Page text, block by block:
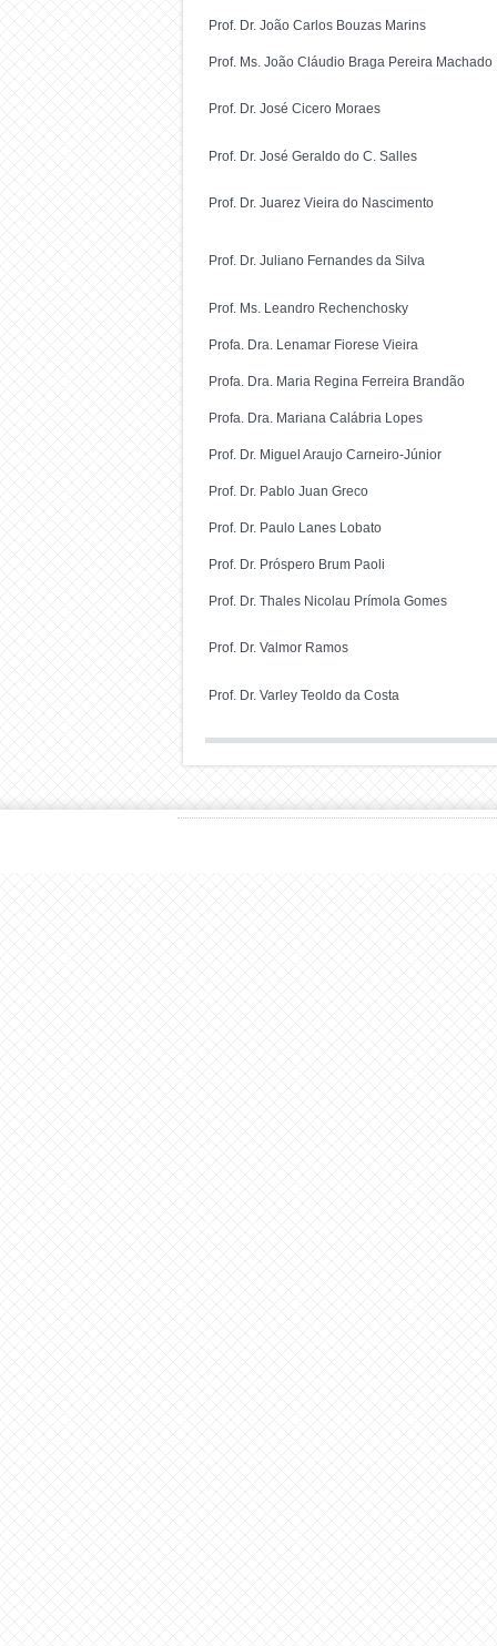
Prof. Dr. João Carlos Bouzas Marins
Prof. Ms. João Cláudio Braga Pereira Machado
Prof. Dr. José Cicero Moraes
Prof. Dr. José Geraldo do C. Salles
Prof. Dr. Juarez Vieira do Nascimento
Prof. Dr. Juliano Fernandes da Silva
Prof. Ms. Leandro Rechenchosky
Profa. Dra. Lenamar Fiorese Vieira
Profa. Dra. Maria Regina Ferreira Brandão
Profa. Dra. Mariana Calábria Lopes
Prof. Dr. Miguel Araujo Carneiro-Júnior
Prof. Dr. Pablo Juan Greco
Prof. Dr. Paulo Lanes Lobato
Prof. Dr. Próspero Brum Paoli
Prof. Dr. Thales Nicolau Prímola Gomes
Prof. Dr. Valmor Ramos
Prof. Dr. Varley Teoldo da Costa